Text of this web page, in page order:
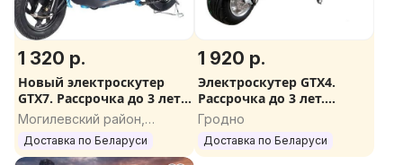
1 320 р.
Новый электроскутер
GTX7. Рассрочка до 3 лет.
Доставка по РБ. Без прав
Могилевский район,
Могилевская область
Доставка по Беларуси
1 920 р.
Электроскутер GTX4.
Рассрочка до 3 лет.
Доставка по РБ. Подарки
всем
Гродно
Доставка по Беларуси